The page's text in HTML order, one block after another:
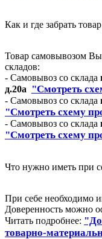
Как и где забрать
Товар самовывозом
складов:
- Самовывоз со склада
д.20а
"Смотреть
- Самовывоз со склада
"Смотреть схему
- Самовывоз со склада
"Смотреть схему
Что нужно иметь при
При себе необходимо
Доверенность можно
Читать подробнее:
товарно-